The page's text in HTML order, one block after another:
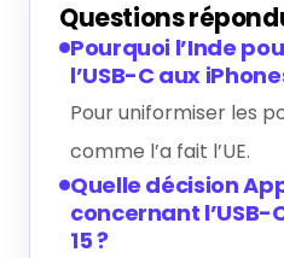
Questions
Pourquoi l’Inde
l’USB-C aux
Pour uniformiser les
comme l’a fait l’UE.
Quelle décision
concernant l’USB-
15 ?